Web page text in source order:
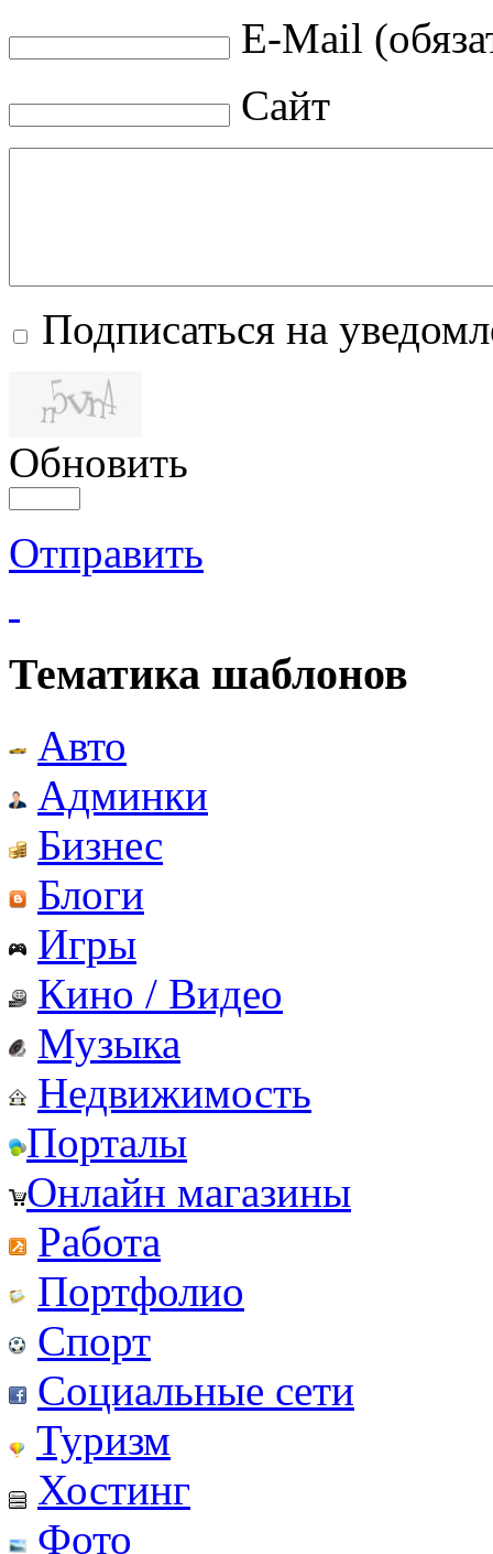
E-Mail
Сайт
Подписаться на
Обновить
Отправить
Тематика шаблонов
Авто
Админки
Бизнес
Блоги
Игры
Кино / Видео
Музыка
Недвижимость
Порталы
Онлайн магазины
Работа
Портфолио
Спорт
Социальные сети
Туризм
Хостинг
Фото